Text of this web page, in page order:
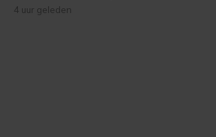
4 uur geleden